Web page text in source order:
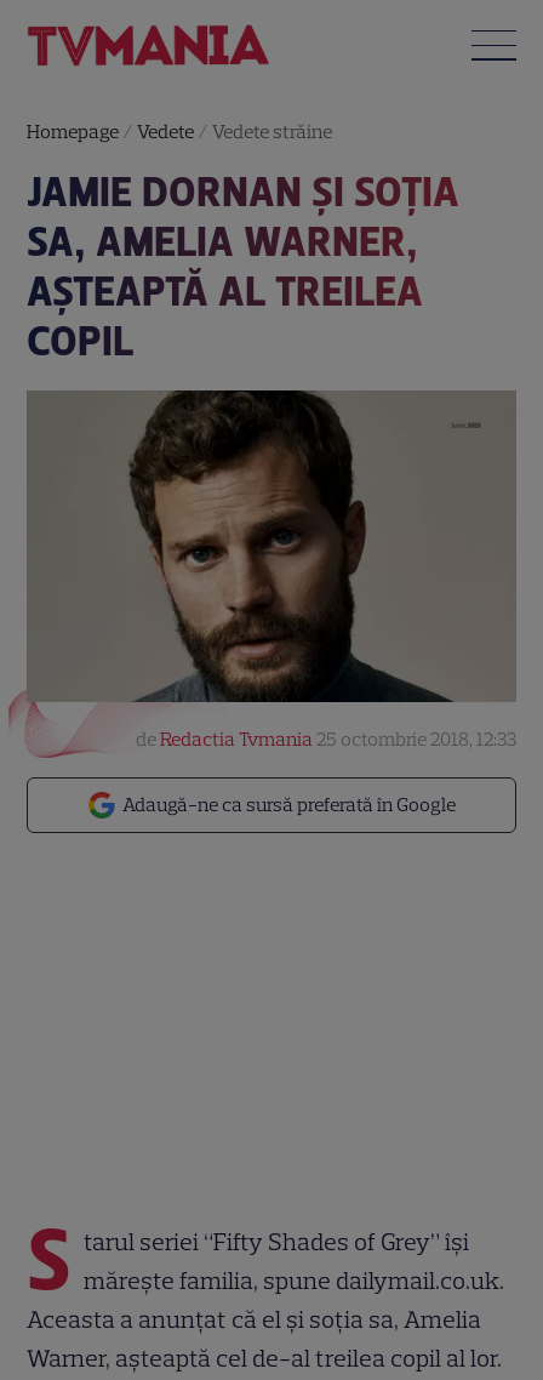
Homepage /Vedete /Vedete străine
JAMIE DORNAN ŞI SOŢIA
SA, AMELIA WARNER,
AŞTEAPTĂ AL TREILEA
COPIL
Adaugă-ne ca sursă preferată în Google
deRedactia Tvmania 25 octombrie 2018, 12:33
S tarul seriei “Fifty Shades of Grey” îşi
măreşte familia, spune dailymail.co.uk.
Aceasta a anunţat că el şi soţia sa, Amelia
Warner, aşteaptă cel de-al treilea copil al lor.